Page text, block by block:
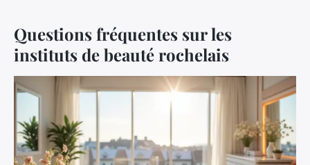
Questions fréquentes sur les
instituts de beauté rochelais